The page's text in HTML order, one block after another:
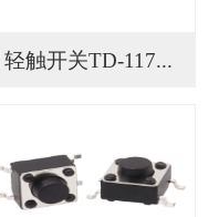
轻触开关TD-117...